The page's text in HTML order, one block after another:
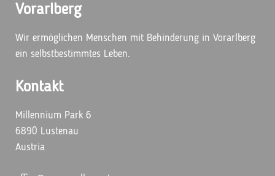
Vorarlberg
Wir ermöglichen Menschen mit Behinderung in Vorarlberg
ein selbstbestimmtes Leben.
Kontakt
Millennium Park 6
6890 Lustenau
Austria